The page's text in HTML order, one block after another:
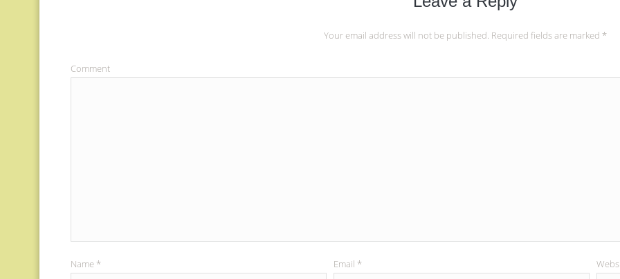
Your email address will not be published. Required fields are marked *
Comment
Name* Email *